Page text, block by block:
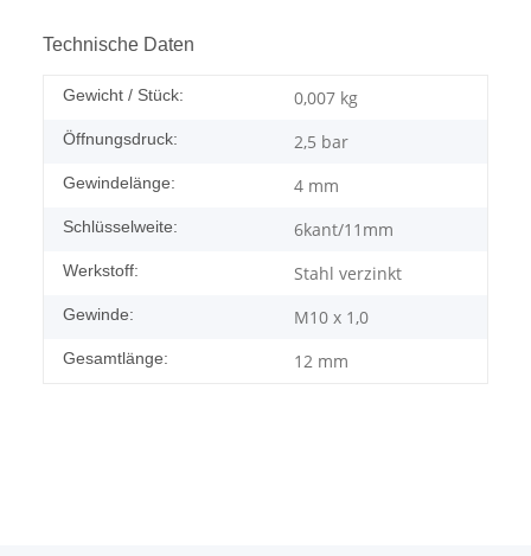
Technische Daten
Gewicht / Stück: 0,007 kg
Öffnungsdruck: 2,5 bar
Gewindelänge: 4 mm
Schlüsselweite: 6kant/11mm
Werkstoff: Stahl verzinkt
Gewinde: M10 x 1,0
Gesamtlänge: 12 mm